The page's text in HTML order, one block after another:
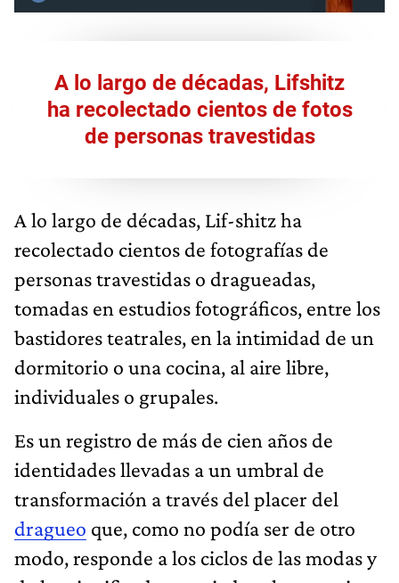
A lo largo de décadas, Lifshitz
ha recolectado cientos de fotos
de personas travestidas
A lo largo de décadas, Lif-shitz ha
recolectado cientos de fotografías de
personas travestidas o dragueadas,
tomadas en estudios fotográficos, entre los
bastidores teatrales, en la intimidad de un
dormitorio o una cocina, al aire libre,
individuales o grupales.
Es un registro de más de cien años de
identidades llevadas a un umbral de
transformación a través del placer del
dragueo que, como no podía ser de otro
modo, responde a los ciclos de las modas y